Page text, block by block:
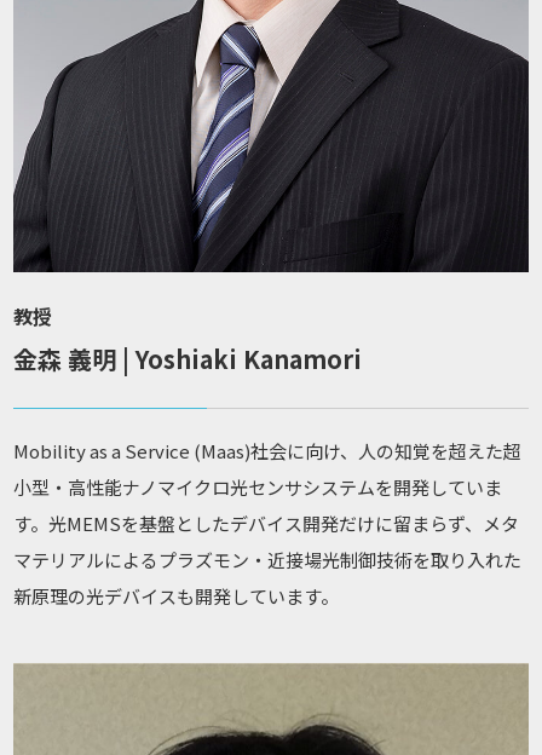
教授
金森 義明 | Yoshiaki Kanamori
Mobility as a Service (Maas)社会に向け、人の知覚を超えた超
小型・高性能ナノマイクロ光センサシステムを開発していま
す。光MEMSを基盤としたデバイス開発だけに留まらず、メタ
マテリアルによるプラズモン・近接場光制御技術を取り入れた
新原理の光デバイスも開発しています。